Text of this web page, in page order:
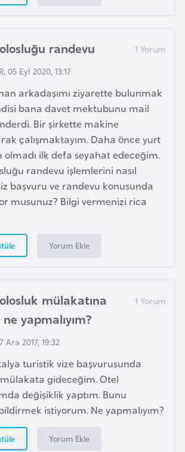
randevu
05 Eyl 2020, 13:17
arkadaşımı ziyarette bulunmak
bana davet mektubunu mail
Bir şirkette makine
çalışmaktayım. Daha önce yurt
olmadı ilk defa seyahat edeceğim.
randevu işlemlerini nasıl
başvuru ve randevu konusunda
musunuz? Bilgi vermenizi rica
Yorum Ekle
mülakatına
yapmalıyım?
Ara 2017, 19:32
turistik vize başvurusunda
gideceğim. Otel
değişiklik yaptım. Bunu
istiyorum. Ne yapmalıyım?
Yorum Ekle